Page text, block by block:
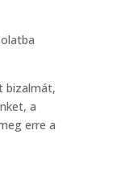
bizalmát,
a
erre a